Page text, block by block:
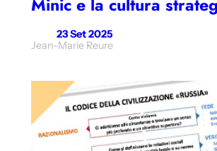
Minic e la cultura
23 Set 2025
Jean-Marie Reure